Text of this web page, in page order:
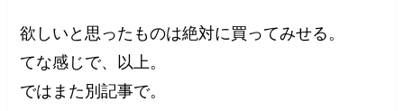
欲しいと思ったものは絶対に買ってみせる。
てな感じで、以上。
ではまた別記事で。